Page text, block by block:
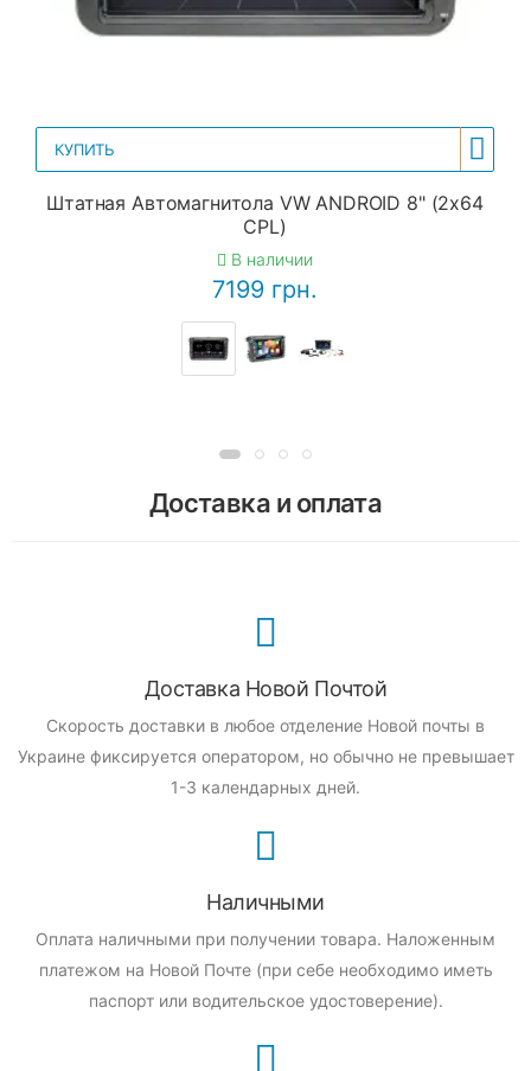
КУПИТЬ
Штатная Автомагнитола VW ANDROID 8" (2x64
CPL)
В наличии
7199 грн.
Доставка и оплата
Доставка Новой Почтой
Скорость доставки в любое отделение Новой почты в
Украине фиксируется оператором, но обычно не превышает
1-3 календарных дней.
Наличными
Оплата наличными при получении товара. Наложенным
платежом на Новой Почте (при себе необходимо иметь
паспорт или водительское удостоверение).